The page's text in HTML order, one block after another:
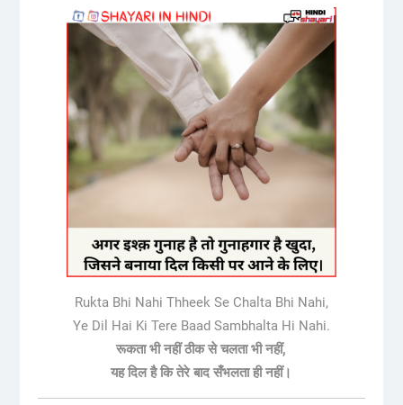
Rukta Bhi Nahi Thheek Se Chalta Bhi Nahi,
Ye Dil Hai Ki Tere Baad Sambhalta Hi Nahi.
रूकता भी नहीं ठीक से चलता भी नहीं,
यह दिल है कि तेरे बाद सँभलता ही नहीं।